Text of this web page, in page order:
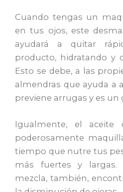
Cuando tengas un
en tus ojos, este
ayudará a quitar
producto, hidratando y
Esto se debe, a las
almendras que ayuda a
previene arrugas y es un
Igualmente, el aceite
poderosamente
tiempo que nutre tus
más fuertes y largas.
mezcla, también,